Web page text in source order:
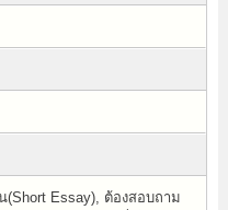
Essay), ต้องสอบถาม